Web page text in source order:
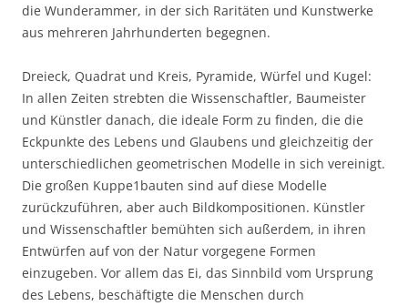
die Wunderammer, in der sich Raritäten und Kunstwerke
aus mehreren Jahrhunderten begegnen.
Dreieck, Quadrat und Kreis, Pyramide, Würfel und Kugel:
In allen Zeiten strebten die Wissenschaftler, Baumeister
und Künstler danach, die ideale Form zu finden, die die
Eckpunkte des Lebens und Glaubens und gleichzeitig der
unterschiedlichen geometrischen Modelle in sich vereinigt.
Die großen Kuppe1bauten sind auf diese Modelle
zurückzuführen, aber auch Bildkompositionen. Künstler
und Wissenschaftler bemühten sich außerdem, in ihren
Entwürfen auf von der Natur vorgegene Formen
einzugeben. Vor allem das Ei, das Sinnbild vom Ursprung
des Lebens, beschäftigte die Menschen durch